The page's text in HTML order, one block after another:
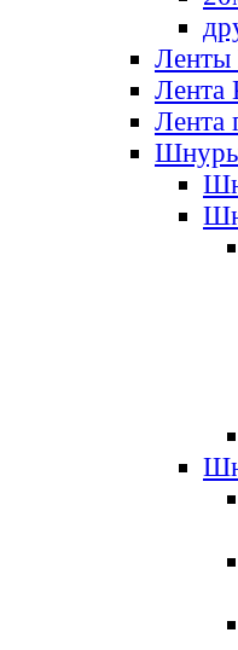
Ленты
Лента
Лента